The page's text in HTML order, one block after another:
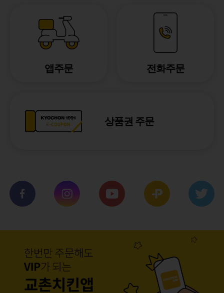
앱주문 전화주문
상품권 주문